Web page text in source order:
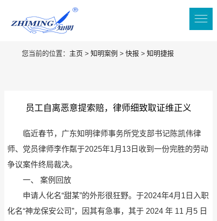
您当前的位置： 主页 > 知明案例 > 快报 > 知明捷报
员工自离恶意提索赔，律师细致取证维正义
临近春节，广东知明律师事务所党支部书记陈凯伟律
师、党员律师李作粼于2025年1月13日收到一份完胜的劳动
争议案件终局裁决。
一、 案例回放
申请人化名“甜某”的外形很狂野。于2024年4月1日入职
化名“神龙保安公司”，因其有急事，其于 2024 年 11 月5 日